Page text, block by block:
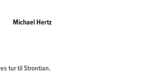
Michael Hertz
tur til Strontian.